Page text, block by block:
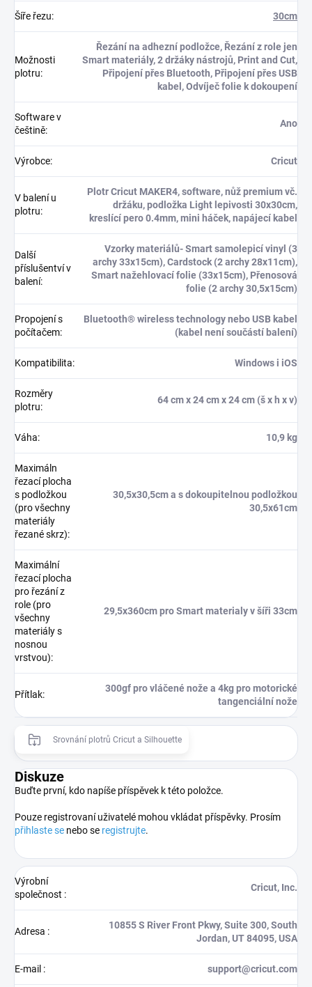
Šíře řezu: 30cm
Možnosti
plotru:
Řezání na adhezní podložce, Řezání z role jen
Smart materiály, 2 držáky nástrojů, Print and Cut,
Připojení přes Bluetooth, Připojení přes USB
kabel, Odvíječ folie k dokoupení
Software v
češtině:
Ano
Výrobce: Cricut
V balení u
plotru:
Plotr Cricut MAKER4, software, nůž premium vč.
držáku, podložka Light lepivosti 30x30cm,
kreslící pero 0.4mm, mini háček, napájecí kabel
Další
příslušentví v
balení:
Vzorky materiálů- Smart samolepicí vinyl (3
archy 33x15cm), Cardstock (2 archy 28x11cm),
Smart nažehlovací folie (33x15cm), Přenosová
folie (2 archy 30,5x15cm)
Propojení s
počítačem:
Bluetooth® wireless technology nebo USB kabel
(kabel není součástí balení)
Kompatibilita: Windows i iOS
Rozměry
plotru:
64 cm x 24 cm x 24 cm (š x h x v)
Váha: 10,9 kg
Maximáln
řezací plocha
s podložkou
(pro všechny
materiály
řezané skrz):
30,5x30,5cm a s dokoupitelnou podložkou
30,5x61cm
Maximální
řezací plocha
pro řezání z
role (pro
všechny
materiály s
nosnou
vrstvou):
29,5x360cm pro Smart materialy v šíři 33cm
Přítlak:
300gf pro vláčené nože a 4kg pro motorické
tangenciální nože
Srovnání plotrů Cricut a Silhouette
Diskuze
Buďte první, kdo napíše příspěvek k této položce.
Pouze registrovaní uživatelé mohou vkládat příspěvky. Prosím
přihlaste se nebo se registrujte.
Výrobní
společnost :
Cricut, Inc.
Adresa :
10855 S River Front Pkwy, Suite 300, South
Jordan, UT 84095, USA
E-mail : support@cricut.com